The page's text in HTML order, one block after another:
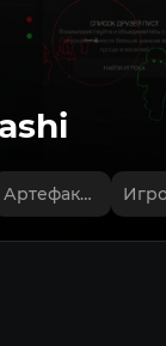
Артефакты